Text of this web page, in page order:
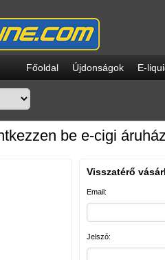
Főoldal Újdonságok E-
be e-cigi
Visszatérő
Email:
Jelszó: